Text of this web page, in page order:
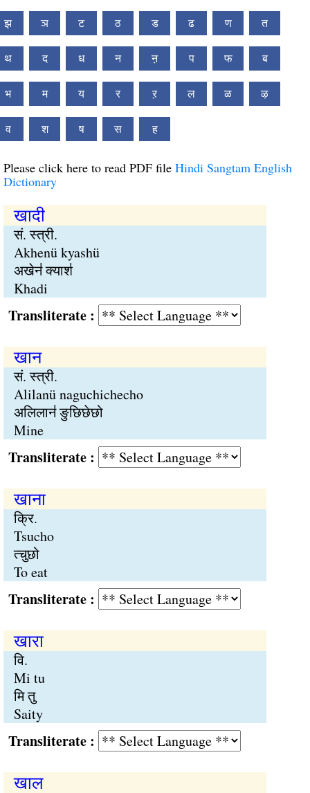
झ ञ ट ठ ड ढ ण त
थ द ध न ऩ प फ ब
भ म य र ऱ ल ळ ऴ
व श ष स ह
Please click here to read PDF file Hindi Sangtam English
Dictionary
खादी
सं. स्त्री.
Akhenü kyashü
अखेन॑ क्याश॑
Khadi
:
खान
सं. स्त्री.
Alilanü naguchichecho
अलिलान॑ ङुछिछेछो
Mine
:
खाना
क्रि.
Tsucho
त्चुछो
To eat
:
खारा
वि.
Mi tu
मि तु
Saity
:
खाल